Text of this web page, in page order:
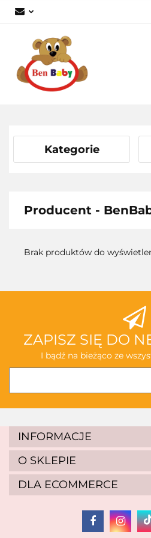
Kategorie
Producent -
Brak produktów do
ZAPISZ SIĘ DO
I bądź na bieżąco ze
INFORMACJE
O SKLEPIE
DLA ECOMMERCE